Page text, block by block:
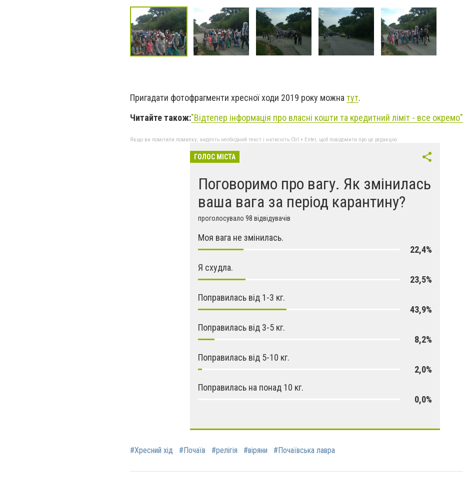
Пригадати фотофрагменти хресної ходи 2019 року можна тут.
Читайте також:"Відтепер інформація про власні кошти та кредитний ліміт - все окремо"
Якщо ви помітили помилку, виділіть необхідний текст і натисніть Ctrl + Enter, щоб повідомити про це редакцію
ГОЛОС МІСТА
Поговоримо про вагу. Як змінилась
ваша вага за період карантину?
проголосувало 98 відвідувачів
Моя вага не змінилась.
22,4%
Я схудла.
23,5%
Поправилась від 1-3 кг.
43,9%
Поправилась від 3-5 кг.
8,2%
Поправилась від 5-10 кг.
2,0%
Поправилась на понад 10 кг.
0,0%
#Хресний хід #Почаїв #релігія #віряни #Почаївська лавра